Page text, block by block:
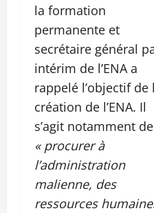
la formation
permanente et
secrétaire général
intérim de l’ENA a
rappelé l’objectif de
création de l’ENA. Il
s’agit notamment de
« procurer à
l’administration
malienne, des
ressources